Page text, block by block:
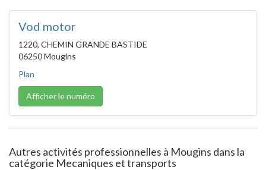
Vod motor
1220, CHEMIN GRANDE BASTIDE
06250 Mougins
Plan
Afficher le numéro
Autres activités professionnelles à Mougins dans la
catégorie Mecaniques et transports